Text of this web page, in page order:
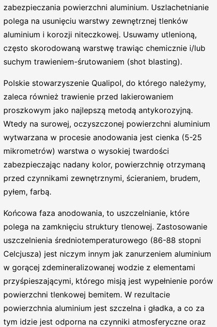
zabezpieczania powierzchni aluminium. Uszlachetnianie
polega na usunięciu warstwy zewnętrznej tlenków
aluminium i korozji niteczkowej. Usuwamy utlenioną,
często skorodowaną warstwę trawiąc chemicznie i/lub
suchym trawieniem-śrutowaniem (shot blasting).
Polskie stowarzyszenie Qualipol, do którego należymy,
zaleca również trawienie przed lakierowaniem
proszkowym jako najlepszą metodą antykorozyjną.
Wtedy na surowej, oczyszczonej powierzchni aluminium
wytwarzana w procesie anodowania jest cienka (5-25
mikrometrów) warstwa o wysokiej twardości
zabezpieczając nadany kolor, powierzchnię otrzymaną
przed czynnikami zewnętrznymi, ścieraniem, brudem,
pyłem, farbą.
Końcowa faza anodowania, to uszczelnianie, które
polega na zamknięciu struktury tlenowej. Zastosowanie
uszczelnienia średniotemperaturowego (86-88 stopni
Celcjusza) jest niczym innym jak zanurzeniem aluminium
w gorącej zdemineralizowanej wodzie z elementami
przyśpieszającymi, którego misją jest wypełnienie porów
powierzchni tlenkowej bemitem. W rezultacie
powierzchnia aluminium jest szczelna i gładka, a co za
tym idzie jest odporna na czynniki atmosferyczne oraz